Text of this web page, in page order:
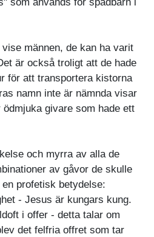
männen, de kan ha varit
är också troligt att de hade
för att transportera kistorna
namn inte är nämnda visar
givare som hade ett
och myrra av alla de
av gåvor de skulle
profetisk betydelse:
- Jesus är kungars kung.
i offer - detta talar om
det felfria offret som tar